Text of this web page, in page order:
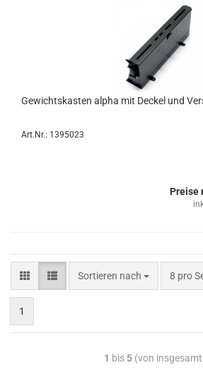
Ge­wichts­kas­ten alpha mit De­ckel und
Art.Nr.: 1395023
Preise
Sortieren nach 8 pro
1
1 bis 5(von insgesamt